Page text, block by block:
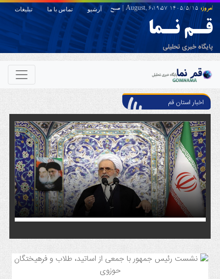
امروز:1405/5/15 August,
6:19:57
| صبح تبلیغات تماس با ما آرشیو
قـم نـما
پایگاه خبری تحلیلی
اخبار استان قم